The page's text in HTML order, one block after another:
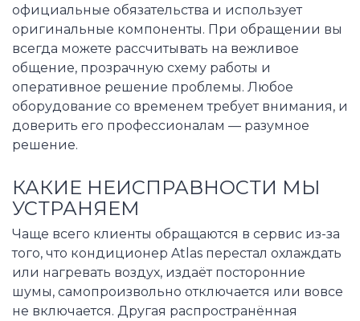
официальные обязательства и использует
оригинальные компоненты. При обращении вы
всегда можете рассчитывать на вежливое
общение, прозрачную схему работы и
оперативное решение проблемы. Любое
оборудование со временем требует внимания, и
доверить его профессионалам — разумное
решение.
КАКИЕ НЕИСПРАВНОСТИ МЫ
УСТРАНЯЕМ
Чаще всего клиенты обращаются в сервис из-за
того, что кондиционер Atlas перестал охлаждать
или нагревать воздух, издаёт посторонние
шумы, самопроизвольно отключается или вовсе
не включается. Другая распространённая